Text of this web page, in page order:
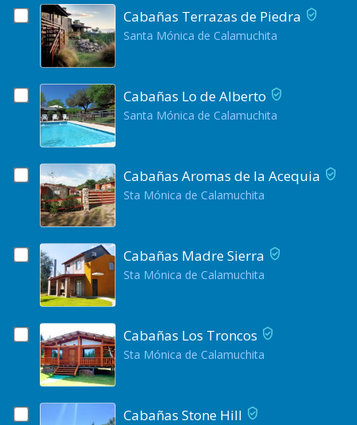
Cabañas Terrazas de Piedra
Santa Mónica de Calamuchita
Cabañas Lo de Alberto
Santa Mónica de Calamuchita
Cabañas Aromas de la Acequia
Sta Mónica de Calamuchita
Cabañas Madre Sierra
Sta Mónica de Calamuchita
Cabañas Los Troncos
Sta Mónica de Calamuchita
Cabañas Stone Hill